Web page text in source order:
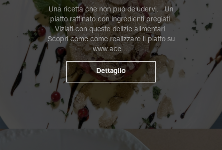
Una ricetta che non può deludervi. Un
piatto raffinato con ingredienti pregiati.
Viziati con queste delizie alimentari
Scopri come come realizzare il piatto su
www.ace ...
Dettaglio